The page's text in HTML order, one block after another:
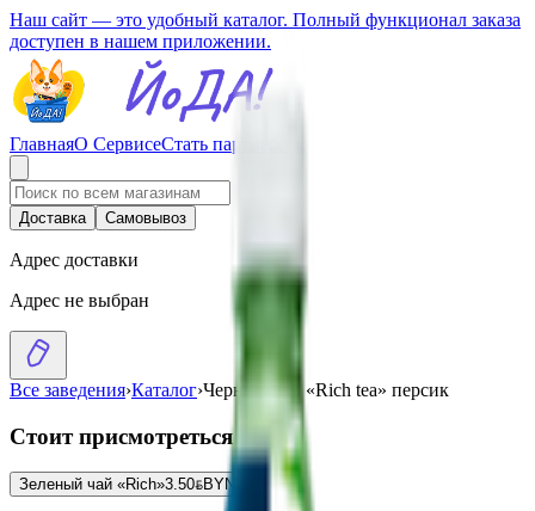
Наш сайт — это удобный каталог. Полный функционал заказа
доступен в нашем приложении.
ГлавнаяО СервисеСтать партнером
Доставка Самовывоз
Адрес доставки
Адрес не выбран
Все заведения›Каталог›Черный чай «Rich tea» персик
Стоит присмотреться
Зеленый чай «Rich»3.50BYNBYN